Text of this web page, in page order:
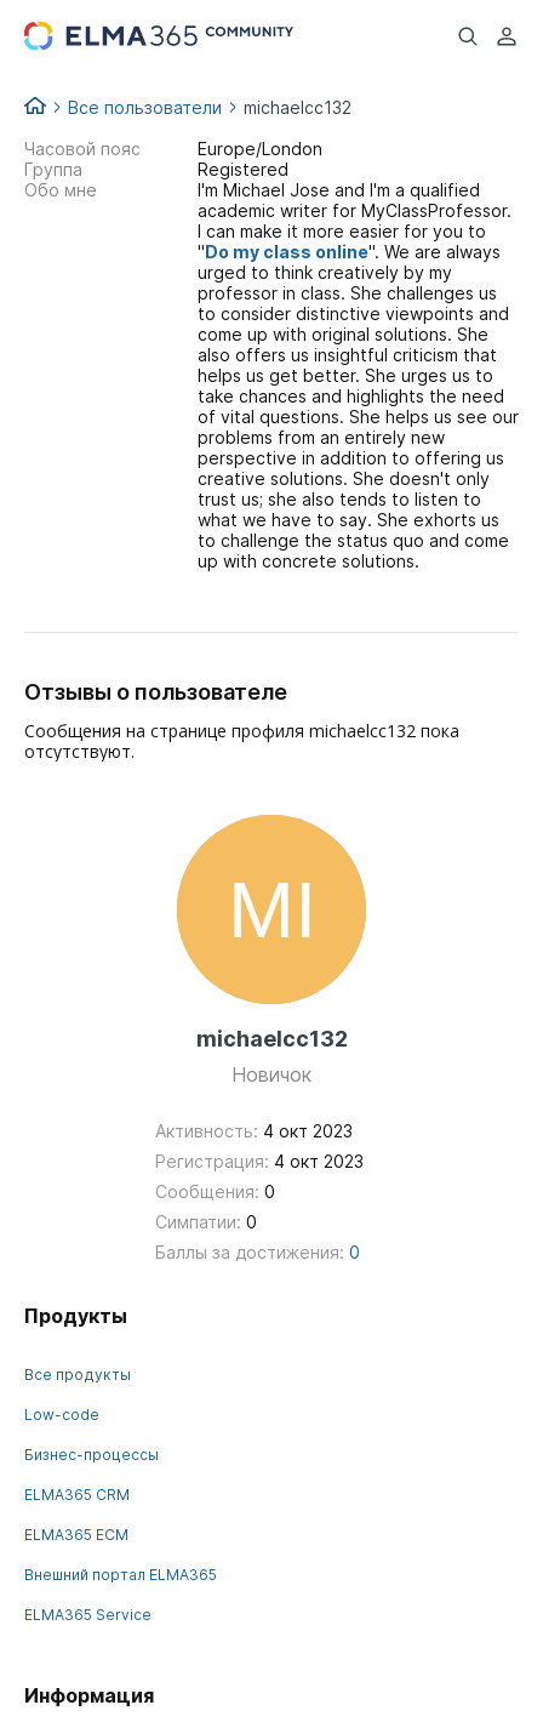
...
Все пользователи michaelcc132
michaelcc132
Новичок
Активность: 4 окт 2023
Регистрация: 4 окт 2023
Сообщения: 0
Симпатии: 0
Баллы за достижения: 0
Часовой пояс
Europe/London
Группа
Registered
Обо мне
I'm Michael Jose and I'm a qualified
academic writer for MyClassProfessor.
I can make it more easier for you to
"Do my class online". We are always
urged to think creatively by my
professor in class. She challenges us
to consider distinctive viewpoints and
come up with original solutions. She
also offers us insightful criticism that
helps us get better. She urges us to
take chances and highlights the need
of vital questions. She helps us see our
problems from an entirely new
perspective in addition to offering us
creative solutions. She doesn't only
trust us; she also tends to listen to
what we have to say. She exhorts us
to challenge the status quo and come
up with concrete solutions.
Отзывы о пользователе
Сообщения на странице профиля michaelcc132 пока
отсутствуют.
Продукты
Все продукты
Low-code
Бизнес-процессы
ELMA365 CRM
ELMA365 ECM
Внешний портал ELMA365
ELMA365 Service
Информация